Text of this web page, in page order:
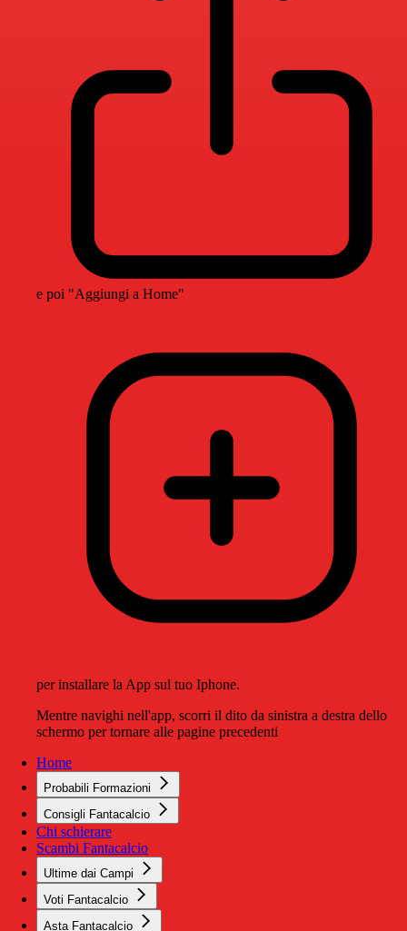
e poi "Aggiungi a Home"
per installare la App sul tuo Iphone.
Mentre navighi nell'app, scorri il dito da sinistra a destra dello
schermo per tornare alle pagine precedenti
Home
Probabili Formazioni
Consigli Fantacalcio
Chi schierare
Scambi Fantacalcio
Ultime dai Campi
Voti Fantacalcio
Asta Fantacalcio